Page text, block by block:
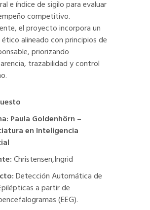
e índice de sigilo para evaluar
competitivo.
el proyecto incorpora un
alineado con principios de
priorizando
trazabilidad y control
Paula Goldenhörn –
en Inteligencia
Christensen,Ingrid
Detección Automática de
a partir de
(EEG).